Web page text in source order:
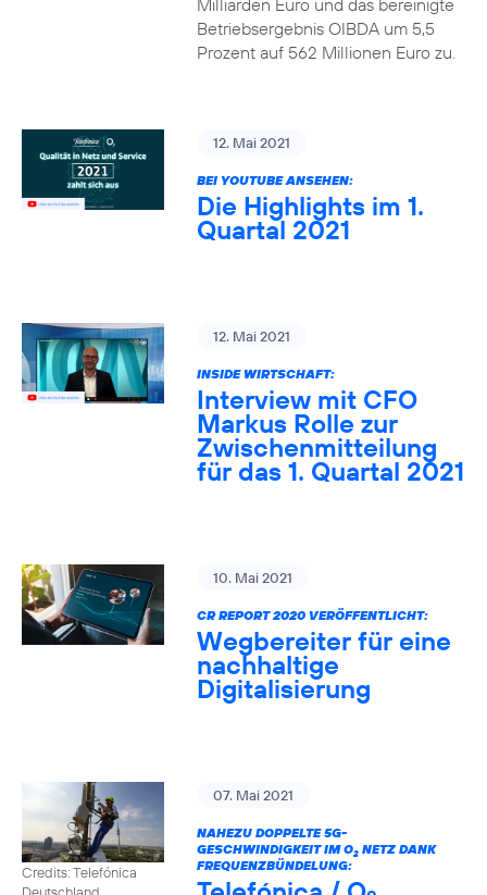
Milliarden Euro und das bereinigte
Betriebsergebnis OIBDA um 5,5
Prozent auf 562 Millionen Euro zu.
12. Mai 2021
BEI YOUTUBE ANSEHEN:
Die Highlights im 1.
Quartal 2021
12. Mai 2021
INSIDE WIRTSCHAFT:
Interview mit CFO
Markus Rolle zur
Zwischenmitteilung
für das 1. Quartal 2021
10. Mai 2021
CR REPORT 2020 VERÖFFENTLICHT:
Wegbereiter für eine
nachhaltige
Digitalisierung
Credits: Telefónica
Deutschland
07. Mai 2021
NAHEZU DOPPELTE 5G-
GESCHWINDIGKEIT IM O2NETZ DANK
FREQUENZBÜNDELUNG: